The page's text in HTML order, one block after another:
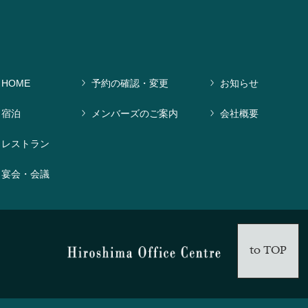
to TOP
HOME
宿泊
レストラン
宴会・会議
予約の確認・変更
メンバーズのご案内
お知らせ
会社概要